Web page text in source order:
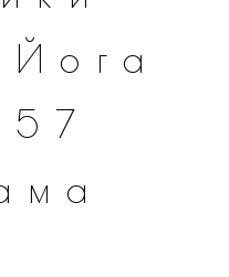
Йога